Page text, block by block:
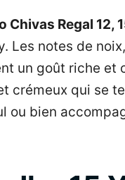
Chivas Regal 12,
Les notes de
un goût riche et
crémeux qui se
ou bien